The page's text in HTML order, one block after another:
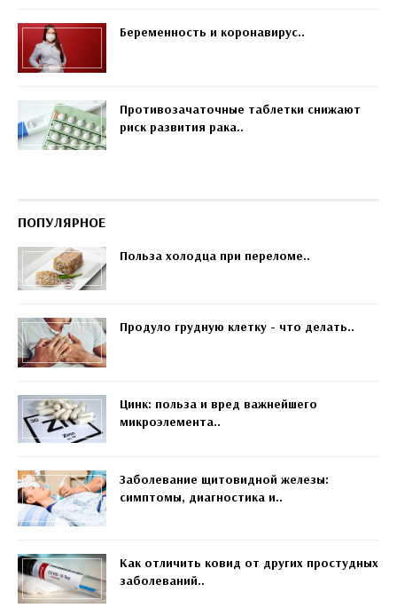
Беременность и коронавирус..
Противозачаточные таблетки снижают
риск развития рака..
ПОПУЛЯРНОЕ
Польза холодца при переломе..
Продуло грудную клетку - что делать..
Цинк: польза и вред важнейшего
микроэлемента..
Заболевание щитовидной железы:
симптомы, диагностика и..
Как отличить ковид от других простудных
заболеваний..